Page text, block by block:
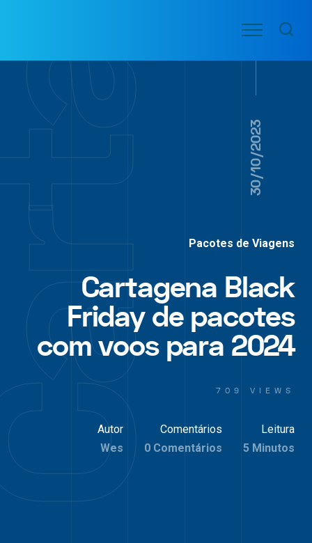
conteúdo
VOO
AÉREAS
Menu
30/10/2023
Pacotes de Viagens
Cartagena Black
Friday de pacotes
com voos para 2024
709 VIEWS
Autor
Wes
Comentários
0 Comentários
Leitura
5 Minutos